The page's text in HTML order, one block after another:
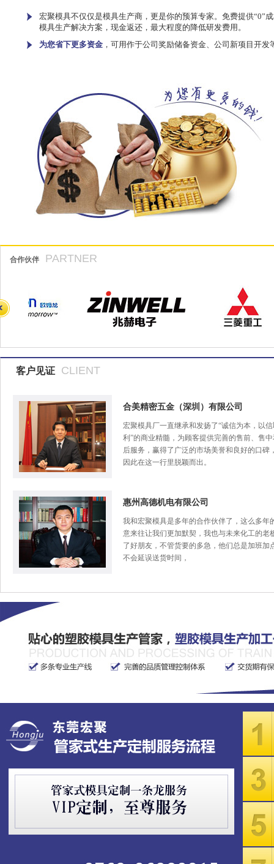
宏聚模具不仅仅是模具生产商，更是你的预算专家。免费提供“0”
模具生产解决方案，现金返还，最大程度的降低研发费用。
为您省下更多资金 ，可用作于公司奖励储备资金、公司新项目开发
合作伙伴 PARTNER
客户见证 CLIENT
合美精密五金（深圳）有限公司
宏聚模具厂一直继承和发扬了“诚信为本，以信
利”的商业精髓，为顾客提供完善的售前、售
后服务，赢得了广泛的市场美誉和良好的口碑
因此在这一行里脱颖而出。
惠州高德机电有限公司
我和宏聚模具是多年的合作伙伴了，这么多年
意来往让我们更加默契，我也与未来化工的老
了好朋友，不管货要的多急，他们总是加班加
不会延误送货时间，